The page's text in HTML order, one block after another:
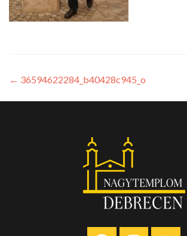
← 36594622284_b40428c945_o